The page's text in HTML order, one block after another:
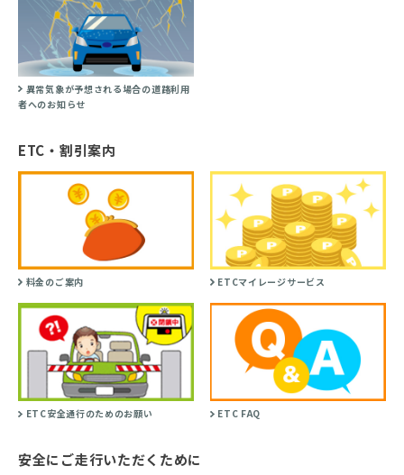
異常気象が予想される場合の道路利用
者へのお知らせ
ETC・割引案内
料金のご案内 ETCマイレージサービス
ETC安全通行のためのお願い ETC FAQ
安全にご走行いただくために